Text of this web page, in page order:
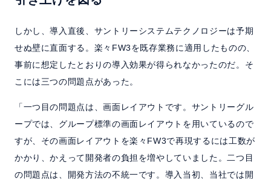
しかし、導入直後、サントリーシステムテクノロジーは予期
せぬ壁に直面する。楽々FW3を既存業務に適用したものの、
事前に想定したとおりの導入効果が得られなかったのだ。そ
こには三つの問題点があった。
「一つ目の問題点は、画面レイアウトです。サントリーグル
ープでは、グループ標準の画面レイアウトを用いているので
すが、その画面レイアウトを楽々FW3で再現するには工数が
かかり、かえって開発者の負担を増やしていました。二つ目
の問題点は、開発方法の不統一です。導入当初、当社では開